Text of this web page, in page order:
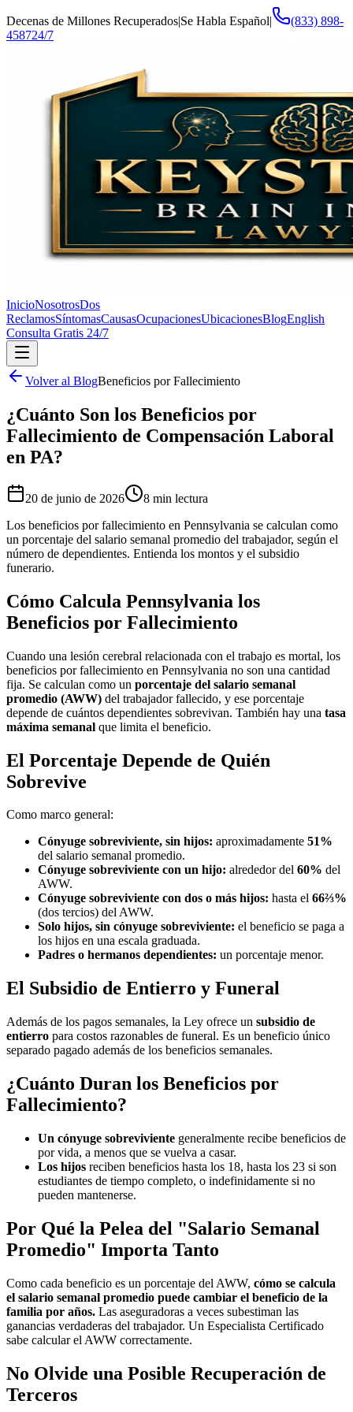
Decenas de Millones Recuperados|Se Habla Español|
(833) 898-
458724/7
InicioNosotrosDos
ReclamosSíntomasCausasOcupacionesUbicacionesBlogEnglish
Consulta Gratis 24/7
Volver al BlogBeneficios por Fallecimiento
¿Cuánto Son los Beneficios por
Fallecimiento de Compensación Laboral
en PA?
20 de junio de 2026 8 min lectura
Los beneficios por fallecimiento en Pennsylvania se calculan como
un porcentaje del salario semanal promedio del trabajador, según el
número de dependientes. Entienda los montos y el subsidio
funerario.
Cómo Calcula Pennsylvania los
Beneficios por Fallecimiento
Cuando una lesión cerebral relacionada con el trabajo es mortal, los
beneficios por fallecimiento en Pennsylvania no son una cantidad
fija. Se calculan como un porcentaje del salario semanal
promedio (AWW) del trabajador fallecido, y ese porcentaje
depende de cuántos dependientes sobrevivan. También hay una tasa
máxima semanal que limita el beneficio.
El Porcentaje Depende de Quién
Sobrevive
Como marco general:
Cónyuge sobreviviente, sin hijos: aproximadamente 51%
del salario semanal promedio.
Cónyuge sobreviviente con un hijo: alrededor del 60% del
AWW.
Cónyuge sobreviviente con dos o más hijos: hasta el 66⅔%
(dos tercios) del AWW.
Solo hijos, sin cónyuge sobreviviente: el beneficio se paga a
los hijos en una escala graduada.
Padres o hermanos dependientes: un porcentaje menor.
El Subsidio de Entierro y Funeral
Además de los pagos semanales, la Ley ofrece un subsidio de
entierro para costos razonables de funeral. Es un beneficio único
separado pagado además de los beneficios semanales.
¿Cuánto Duran los Beneficios por
Fallecimiento?
Un cónyuge sobreviviente generalmente recibe beneficios de
por vida, a menos que se vuelva a casar.
Los hijos reciben beneficios hasta los 18, hasta los 23 si son
estudiantes de tiempo completo, o indefinidamente si no
pueden mantenerse.
Por Qué la Pelea del "Salario Semanal
Promedio" Importa Tanto
Como cada beneficio es un porcentaje del AWW, cómo se calcula
el salario semanal promedio puede cambiar el beneficio de la
familia por años. Las aseguradoras a veces subestiman las
ganancias verdaderas del trabajador. Un Especialista Certificado
sabe calcular el AWW correctamente.
No Olvide una Posible Recuperación de
Terceros